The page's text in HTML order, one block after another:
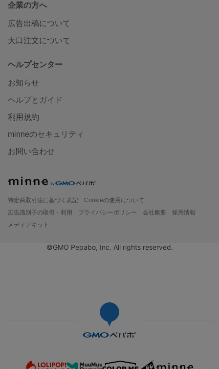
企業の方へ
広告出稿について
大口注文について
ヘルプセンター
お知らせ
ヘルプとガイド
利用規約
minneのセキュリティ
お問い合わせ
特定商取引法に基づく表記
Cookieの使用について
広告識別子の取得・利用
プライバシーポリシー 会社概要
採用情報
メディアキット
©GMO Pepabo, Inc. All rights reserved.